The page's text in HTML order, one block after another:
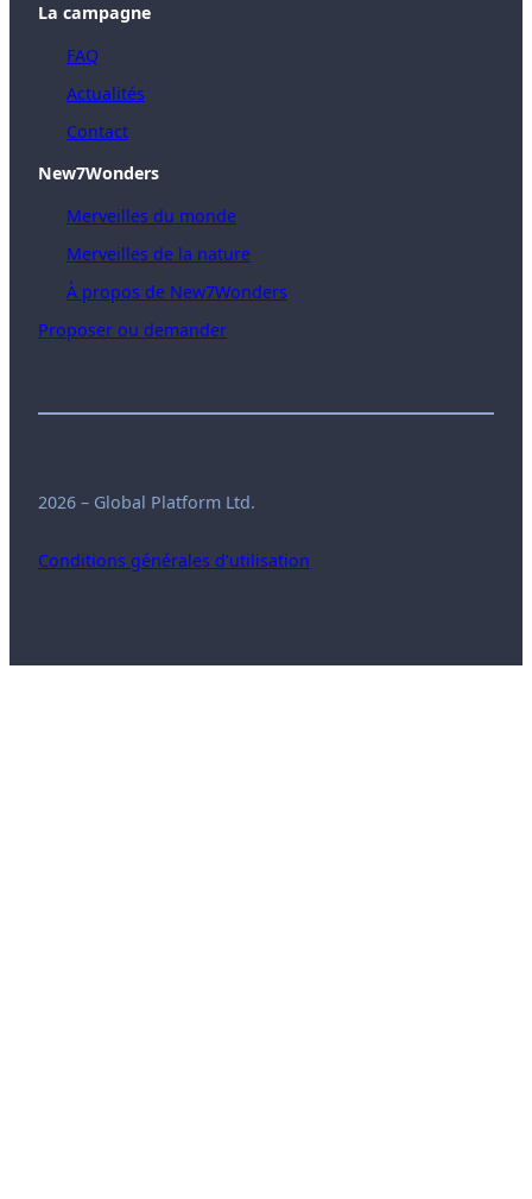
La campagne
FAQ
Actualités
Contact
New7Wonders
Merveilles du monde
Merveilles de la nature
À propos de New7Wonders
Proposer ou demander
2026 – Global Platform Ltd.
Conditions générales d’utilisation